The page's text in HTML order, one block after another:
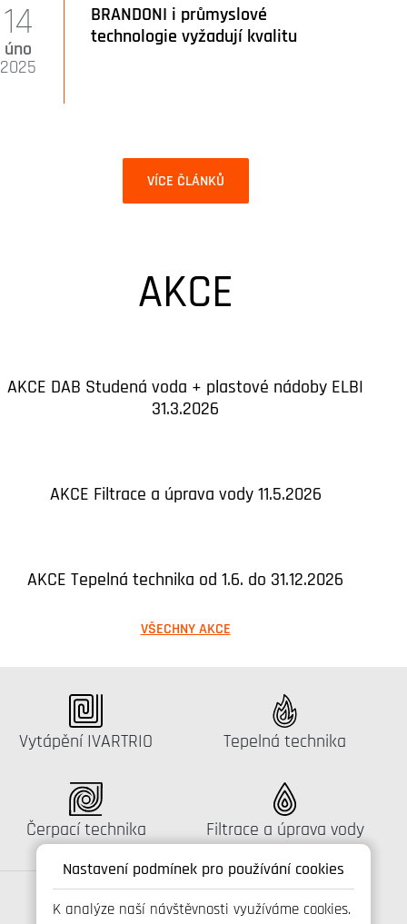
Nastavení podmínek pro používání cookies
K analýze naší návštěvnosti využíváme cookies.
BRANDONI i průmyslové
technologie vyžadují kvalitu
14
úno
2025
VÍCE ČLÁNKŮ
AKCE
AKCE DAB Studená voda + plastové nádoby ELBI
31.3.2026
AKCE Filtrace a úprava vody 11.5.2026
AKCE Tepelná technika od 1.6. do 31.12.2026
VŠECHNY AKCE
Katalog:
Vytápění IVARTRIO Katalog:
Tepelná technika
Katalog:
Čerpací technika Katalog:
Filtrace a úprava vody